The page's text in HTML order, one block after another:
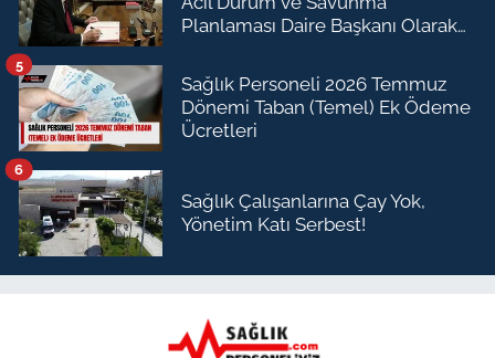
Planlaması Daire Başkanı Olarak
Sağlık Personeli 2026 Temmuz
Dönemi Taban (Temel) Ek Ödeme
Ücretleri
5
Sağlık Çalışanlarına Çay Yok,
Yönetim Katı Serbest!
6